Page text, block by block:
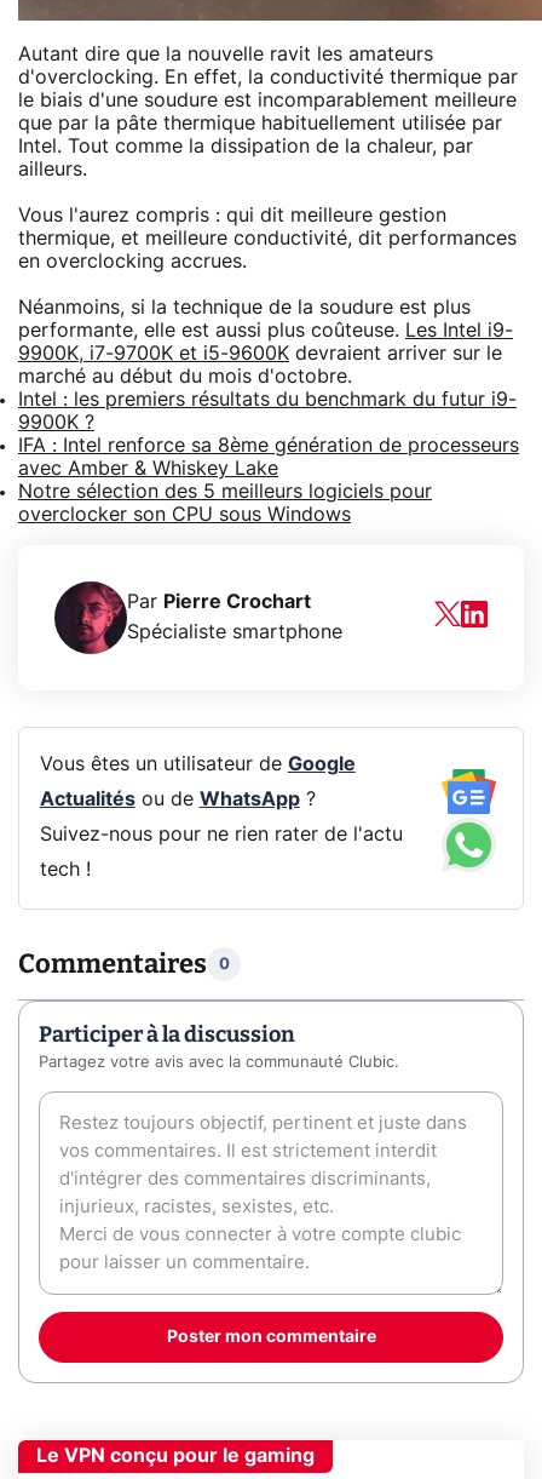
Autant dire que la nouvelle ravit les amateurs
d'overclocking. En effet, la conductivité thermique par
le biais d'une soudure est incomparablement meilleure
que par la pâte thermique habituellement utilisée par
Intel. Tout comme la dissipation de la chaleur, par
ailleurs.
Vous l'aurez compris : qui dit meilleure gestion
thermique, et meilleure conductivité, dit performances
en overclocking accrues.
Néanmoins, si la technique de la soudure est plus
performante, elle est aussi plus coûteuse. Les Intel i9-
9900K, i7-9700K et i5-9600K devraient arriver sur le
marché au début du mois d'octobre.
Intel : les premiers résultats du benchmark du futur i9-
9900K ?
IFA : Intel renforce sa 8ème génération de processeurs
avec Amber & Whiskey Lake
Notre sélection des 5 meilleurs logiciels pour
overclocker son CPU sous Windows
Par Pierre Crochart
Spécialiste smartphone
Vous êtes un utilisateur de Google
Actualitésou de WhatsApp?
Suivez-nous pour ne rien rater de l'actu
tech !
Commentaires 0
Participer à la discussion
Partagez votre avis avec la communauté Clubic.
Poster mon commentaire
Le VPN conçu pour le gaming